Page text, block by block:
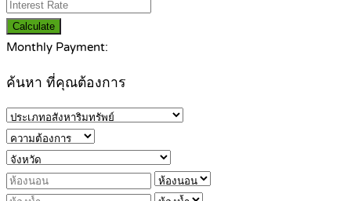
Calculate
Monthly Payment:
ค้นหา ที่คุณต้องการ